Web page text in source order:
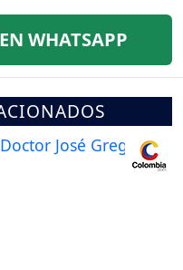
WHATSAPP